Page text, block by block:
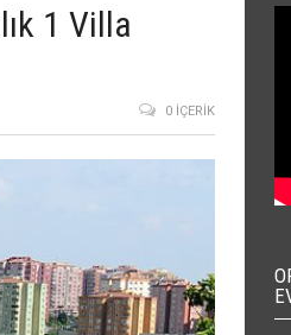
1 Villa
0 İÇERIK